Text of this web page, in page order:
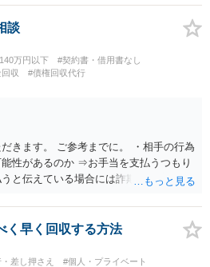
金手渡しではなく、指定口座への振込
を特定できる可能性もあるでしょう。 い
最寄りの警察署に被害相談に行くことを
談
万円以下
#契約書・借用書なし
収 #債権回収代行
きます。 ご参考までに。 ・相手の行為
性があるのか ⇒お手当を支払うつもり
と伝えている場合には詐欺罪に該当す
履行請求として３０万円を請求するこ
の契約は、売春防止法に抵触する契約
できない可能性が高いです。 ・相手の
く早く回収する方法
差し押さえ
#個人・プライベート